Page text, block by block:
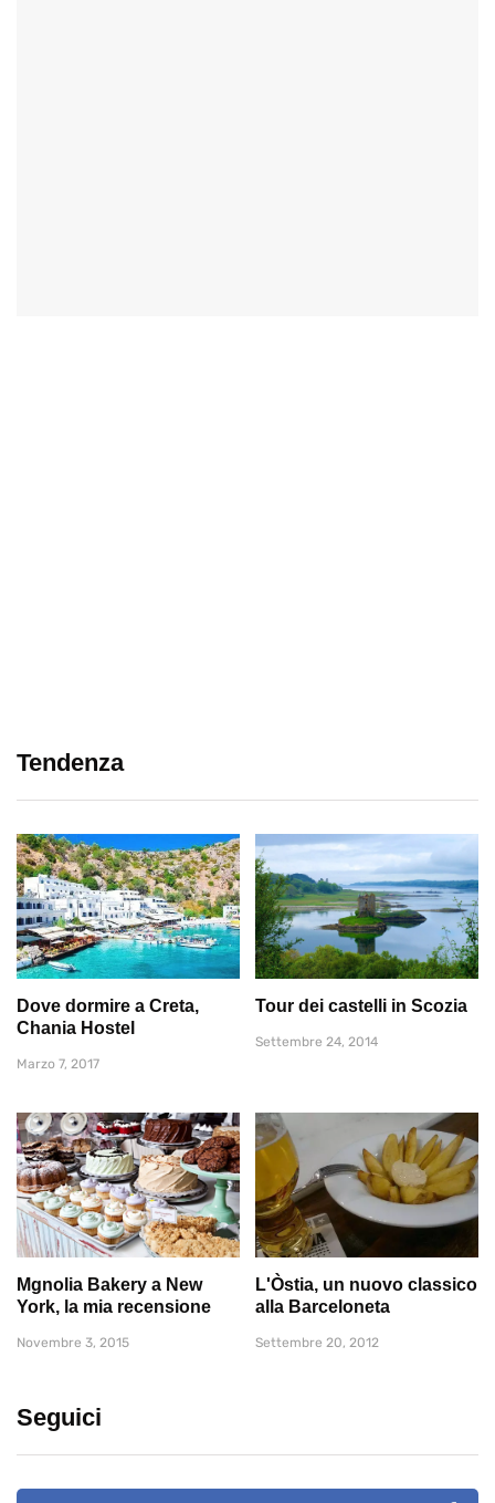
Tendenza
Dove dormire a Creta,
Chania Hostel
Marzo 7, 2017
Tour dei castelli in Scozia
Settembre 24, 2014
Mgnolia Bakery a New
York, la mia recensione
Novembre 3, 2015
L'Òstia, un nuovo classico
alla Barceloneta
Settembre 20, 2012
Seguici